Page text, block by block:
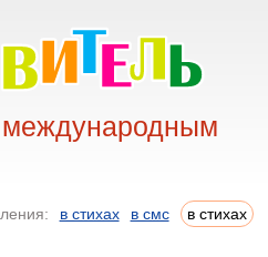
международным
в стихах в смс в стихах